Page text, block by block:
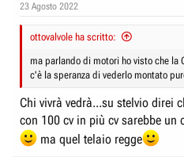
23 Agosto 2022
ottovalvole ha scritto:
ma parlando di motori ho visto che
c'è la speranza di vederlo montato
Chi vivrà vedrà...su stelvio direi
con 100 cv in più cv sarebbe
ma quel telaio regge